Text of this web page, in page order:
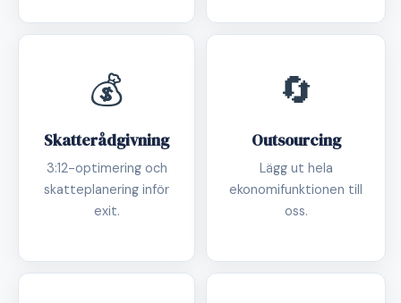
💰
Skatterådgivning
3:12-optimering och
skatteplanering inför
exit.
🔄
Outsourcing
Lägg ut hela
ekonomifunktionen till
oss.